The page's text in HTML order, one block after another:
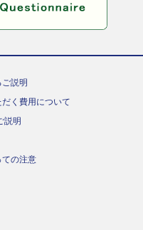
説明
く費用について
説明
ての注意